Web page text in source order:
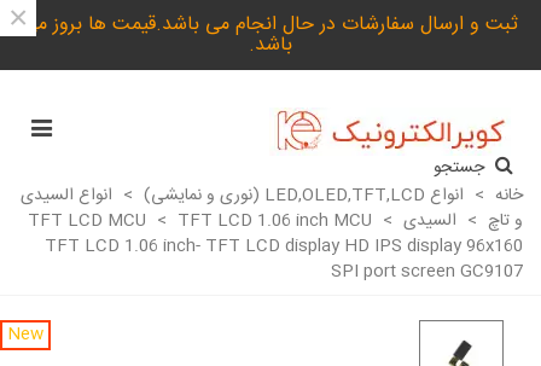
ثبت و ارسال سفارشات در حال انجام می باشد.قیمت ها بروز می
باشد.
×
جستجو
خانه > انواع LED,OLED,TFT,LCD (نوری و نمایشی) > انواع السیدی
و تاچ > السیدی TFT LCD MCU > TFT LCD 1.06 inch MCU >
TFT LCD 1.06 inch- TFT LCD display HD IPS display 96x160
SPI port screen GC9107
New